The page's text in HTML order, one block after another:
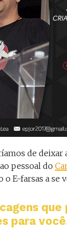
de deixar
pessoal do
o E-farsas a se
que
para